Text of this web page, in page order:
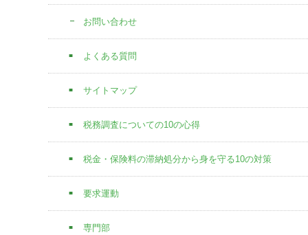
お問い合わせ
よくある質問
サイトマップ
税務調査についての10の心得
税金・保険料の滞納処分から身を守る10の対策
要求運動
専門部